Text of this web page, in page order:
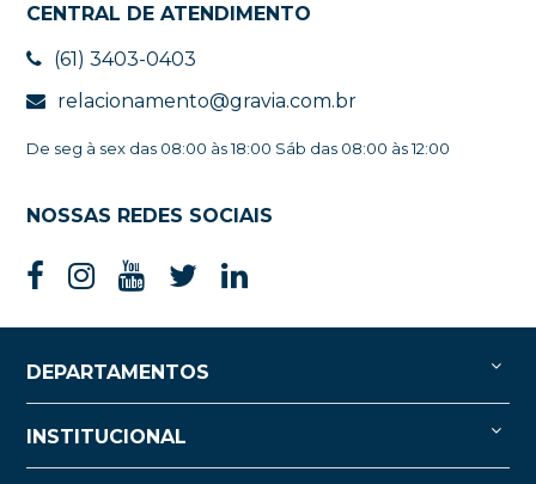
CENTRAL DE ATENDIMENTO
(61) 3403-0403
relacionamento@gravia.com.br
De seg à sex das 08:00 às 18:00 Sáb das 08:00 às 12:00
NOSSAS REDES SOCIAIS
DEPARTAMENTOS
INSTITUCIONAL